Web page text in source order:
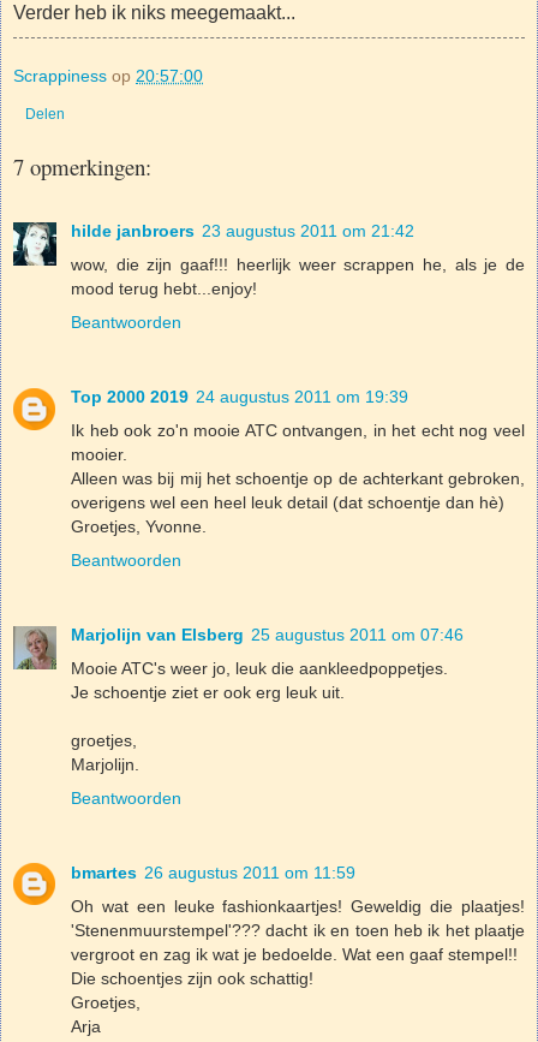
Verder heb ik niks meegemaakt...
Scrappiness op 20:57:00
Delen
7 opmerkingen:
hilde janbroers 23 augustus 2011 om 21:42
wow, die zijn gaaf!!! heerlijk weer scrappen he, als je de
mood terug hebt...enjoy!
Beantwoorden
Top 2000 2019 24 augustus 2011 om 19:39
Ik heb ook zo'n mooie ATC ontvangen, in het echt nog veel
mooier.
Alleen was bij mij het schoentje op de achterkant gebroken,
overigens wel een heel leuk detail (dat schoentje dan hè)
Groetjes, Yvonne.
Beantwoorden
Marjolijn van Elsberg 25 augustus 2011 om 07:46
Mooie ATC's weer jo, leuk die aankleedpoppetjes.
Je schoentje ziet er ook erg leuk uit.
groetjes,
Marjolijn.
Beantwoorden
bmartes 26 augustus 2011 om 11:59
Oh wat een leuke fashionkaartjes! Geweldig die plaatjes!
'Stenenmuurstempel'??? dacht ik en toen heb ik het plaatje
vergroot en zag ik wat je bedoelde. Wat een gaaf stempel!!
Die schoentjes zijn ook schattig!
Groetjes,
Arja